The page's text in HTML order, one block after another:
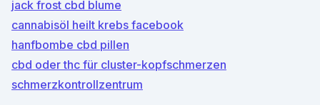
jack frost cbd blume
cannabisöl heilt krebs facebook
hanfbombe cbd pillen
cbd oder thc für cluster-kopfschmerzen
schmerzkontrollzentrum